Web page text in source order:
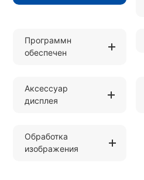
Программн
обеспечен
Аксессуар
дисплея
Обработка
изображения